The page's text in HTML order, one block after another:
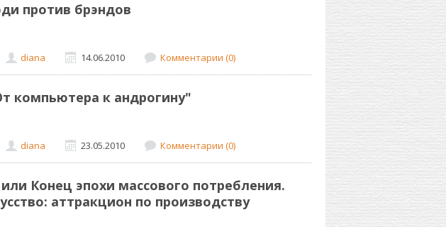
против брэндов
diana 14.06.2010 Комментарии (0)
компьютера к андрогину"
diana 23.05.2010 Комментарии (0)
Конец эпохи массового потребления.
аттракцион по производству